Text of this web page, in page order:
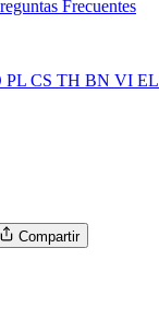
Frecuentes
PL CS TH BN VI EL
Compartir